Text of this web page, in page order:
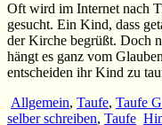
Oft wird im Internet nach
gesucht. Ein Kind, dass
der Kirche begrüßt. Doch
hängt es ganz vom
entscheiden ihr Kind zu
Allgemein, Taufe, Taufe
selber schreiben, Taufe